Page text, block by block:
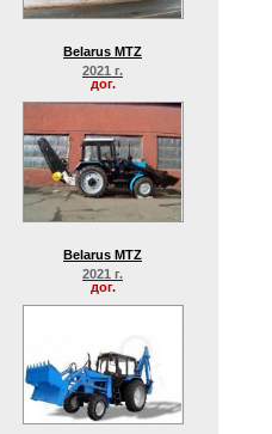
Belarus MTZ
2021 г.
дог.
Belarus MTZ
2021 г.
дог.